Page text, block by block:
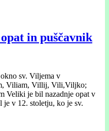
in puščavnik
sv. Viljema v
Viliam, Villij, Vili,Viljko;
Veliki je bil nazadnje opat v
v 12. stoletju, ko je sv.